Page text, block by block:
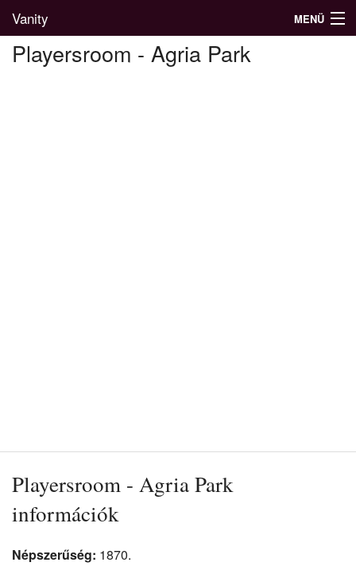
Vanity MENÜ
Playersroom - Agria Park
Playersroom - Agria Park
információk
Népszerűség: 1870.